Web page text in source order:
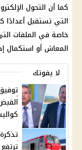
كما أن التحول
التي تستقبل أعدادًا
خاصة في الملفات
المعاش أو استكمال
لا يفوتك
ترتفع إلى 290